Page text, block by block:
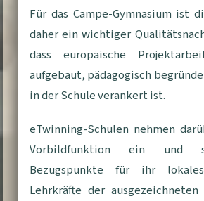
Für das Campe-Gymnasium ist
daher ein wichtiger
dass europäische
aufgebaut, pädagogisch
in der Schule verankert ist.
eTwinning-Schulen nehmen
Vorbildfunktion ein und
Bezugspunkte für ihr
Lehrkräfte der